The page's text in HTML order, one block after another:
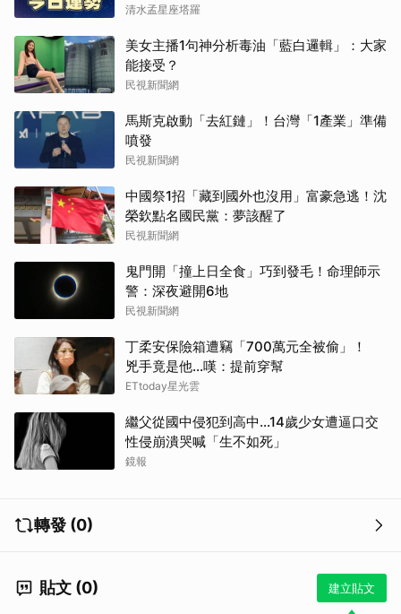
清水孟星座塔羅
美女主播1句神分析毒油「藍白邏輯」：大家
能接受？
民視新聞網
馬斯克啟動「去紅鏈」！台灣「1產業」準備
噴發
民視新聞網
中國祭1招「藏到國外也沒用」富豪急逃！沈
榮欽點名國民黨：夢該醒了
民視新聞網
鬼門開「撞上日全食」巧到發毛！命理師示
警：深夜避開6地
民視新聞網
丁柔安保險箱遭竊「700萬元全被偷」！
兇手竟是他...嘆：提前穿幫
ETtoday星光雲
繼父從國中侵犯到高中…14歲少女遭逼口交
性侵崩潰哭喊「生不如死」
鏡報
轉發 (0)
貼文 (0) 建立貼文